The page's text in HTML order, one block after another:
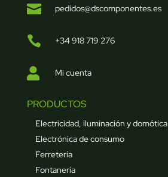
 pedidos@dscomponentes.es
 +34 918 719 276
 Mi cuenta
PRODUCTOS
Electricidad, iluminación y domótica
Electrónica de consumo
Ferretería
Fontanería